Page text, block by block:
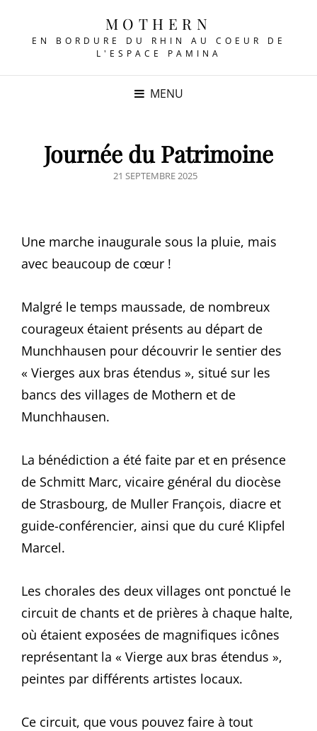
MOTHERN
EN BORDURE DU RHIN AU COEUR DE
L'ESPACE PAMINA
MENU
Journée du Patrimoine
POSTED
21 SEPTEMBRE 2025
Une marche inaugurale sous la pluie, mais
avec beaucoup de cœur !
Malgré le temps maussade, de nombreux
courageux étaient présents au départ de
Munchhausen pour découvrir le sentier des
« Vierges aux bras étendus », situé sur les
bancs des villages de Mothern et de
Munchhausen.
La bénédiction a été faite par et en présence
de Schmitt Marc, vicaire général du diocèse
de Strasbourg, de Muller François, diacre et
guide-conférencier, ainsi que du curé Klipfel
Marcel.
Les chorales des deux villages ont ponctué le
circuit de chants et de prières à chaque halte,
où étaient exposées de magnifiques icônes
représentant la « Vierge aux bras étendus »,
peintes par différents artistes locaux.
Ce circuit, que vous pouvez faire à tout